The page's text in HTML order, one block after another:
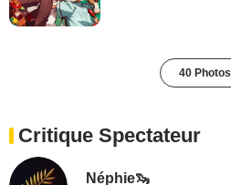
40 Photos
Critique Spectateur
Néphie🦦